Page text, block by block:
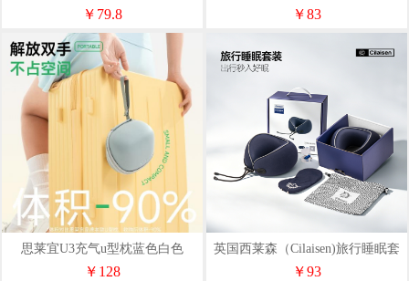
PBRJ/A
￥79.8
托
￥83
思莱宜U3充气u型枕蓝色白色
￥128
英国西莱森（Cilaisen)旅行睡眠套
装CP-C8
￥93